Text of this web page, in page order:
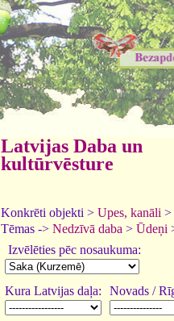
Latvijas Daba un
kultūrvēsture
Konkrēti objekti > Upes, kanāli >
Tēmas -> Nedzīvā daba > Ūdeņi
Izvēlēties pēc nosaukuma:
Kura Latvijas daļa: Novads /